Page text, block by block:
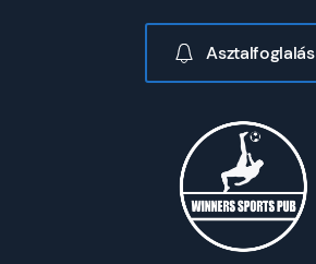
Asztalfoglalás